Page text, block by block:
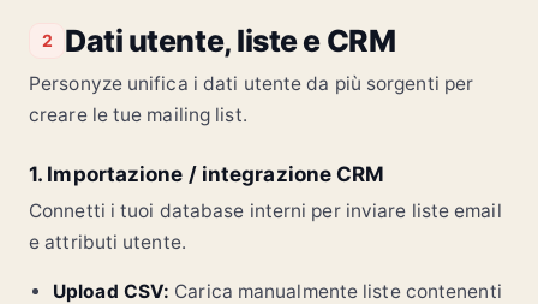
2 Dati utente, liste e CRM
Personyze unifica i dati utente da più sorgenti per
creare le tue mailing list.
1. Importazione / integrazione CRM
Connetti i tuoi database interni per inviare liste email
e attributi utente.
Upload CSV: Carica manualmente liste contenenti